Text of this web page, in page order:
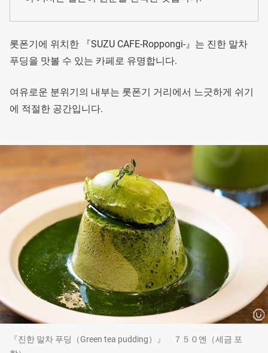
롯폰기에 위치한 『SUZU CAFE-Roppongi-』는 진한 말차
푸딩을 맛볼 수 있는 카페로 유명합니다.
여유로운 분위기의 내부는 롯폰기 거리에서 느긋하게 쉬기
에 적절한 공간입니다.
『진한 말차 푸딩（Green tea pudding）』 ７５０엔（세금 포